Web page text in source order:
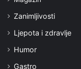
Zanimljivosti
Ljepota i zdravlje
Humor
Gastro